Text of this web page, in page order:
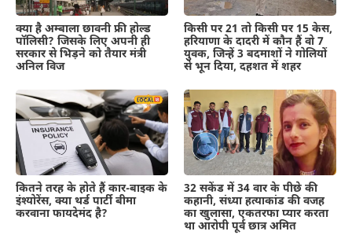
क्या है अम्बाला छावनी फ्री होल्ड
पॉलिसी? जिसके लिए अपनी ही
सरकार से भिड़ने को तैयार मंत्री
अनिल विज
किसी पर 21 तो किसी पर 15 केस,
हरियाणा के दादरी में कौन हैं वो 7
युवक, जिन्हें 3 बदमाशों ने गोलियों
से भून दिया, दहशत में शहर
कितने तरह के होते हैं कार-बाइक के
इंश्योरेंस, क्या थर्ड पार्टी बीमा
करवाना फायदेमंद है?
32 सकेंड में 34 वार के पीछे की
कहानी, संध्या हत्याकांड की वजह
का खुलासा, एकतरफा प्यार करता
था आरोपी पूर्व छात्र अमित